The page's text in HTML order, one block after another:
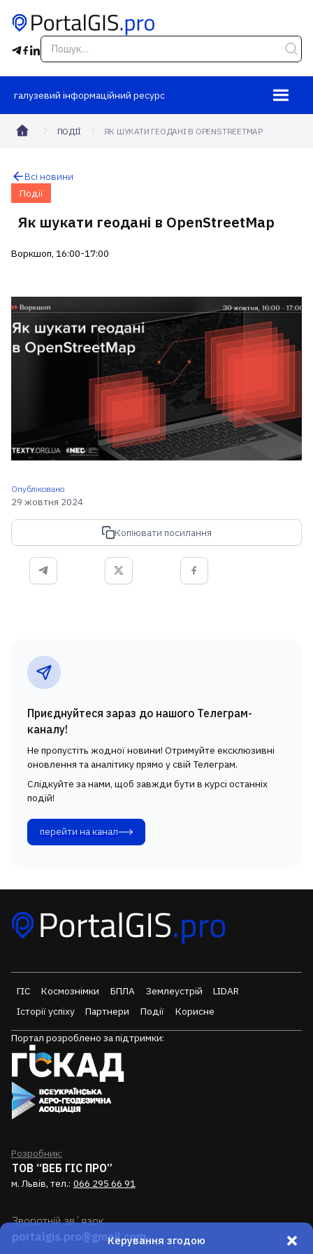
Керування згодою
галузевий інформаційний ресурс
ПОДІЇ ЯК ШУКАТИ ГЕОДАНІ В OPENSTREETMAP
Всі новини
Події
Як шукати геодані в OpenStreetMap
Воркшоп, 16:00-17:00
Опубліковано
29 жовтня 2024
Копіювати посилання
Приєднуйтеся зараз до нашого Телеграм-
каналу!
Не пропустіть жодної новини! Отримуйте ексклюзивні
оновлення та аналітику прямо у свій Телеграм.
Слідкуйте за нами, щоб завжди бути в курсі останніх
подій!
перейти на канал
ГІС Космознімки БПЛА Землеустрій
LIDAR
Історії успіху
Партнери Події Корисне
Портал розроблено за підтримки:
Розробник:
ТОВ “ВЕБ ГІС ПРО”
м. Львів, тел.: 066 295 66 91
Зворотній звʼязок
portalgis.pro@gmail.com